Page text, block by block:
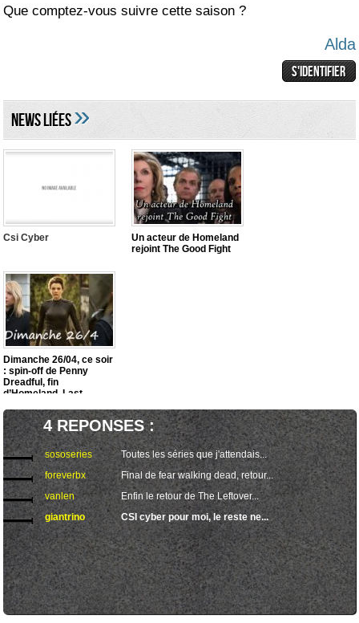
Que comptez-vous suivre cette saison ?
Alda
NEWS LIéES»
Csi Cyber
Un acteur de Homeland
rejoint The Good Fight
Dimanche 26/04, ce soir
: spin-off de Penny
Dreadful, fin
d’Homeland, Last
4 REPONSES :
sososeries
Toutes les séries que j'attendais...
foreverbx
Final de fear walking dead, retour...
vanlen
Enfin le retour de The Leftover...
giantrino
CSI cyber pour moi, le reste ne...